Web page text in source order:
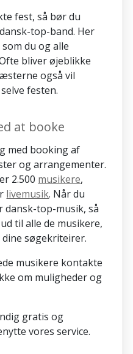
fest, så bør du
top-band. Her
du og alle
bliver øjeblikke
også vil
festen.
at booke
med booking af
og arrangementer.
2.500 musikere,
livemusik. Når du
top-musik, så
til alle de musikere,
søgekriteirer.
musikere kontakte
om muligheder og
gratis og
vores service.